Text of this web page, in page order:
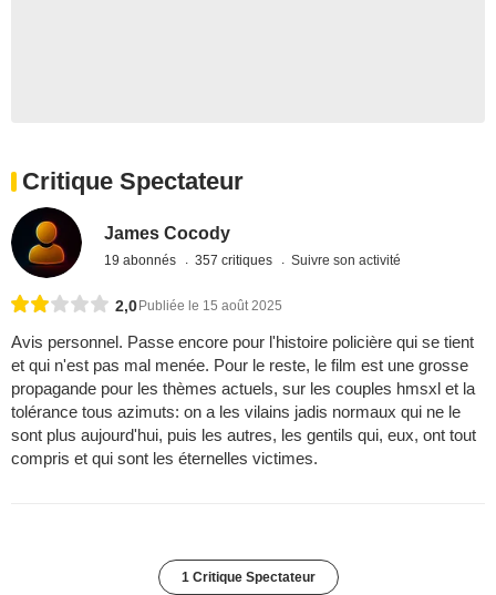
Critique Spectateur
James Cocody
19 abonnés 357 critiques Suivre son activité
2,0 Publiée le 15 août 2025
Avis personnel. Passe encore pour l'histoire policière qui se tient
et qui n'est pas mal menée. Pour le reste, le film est une grosse
propagande pour les thèmes actuels, sur les couples hmsxl et la
tolérance tous azimuts: on a les vilains jadis normaux qui ne le
sont plus aujourd'hui, puis les autres, les gentils qui, eux, ont tout
compris et qui sont les éternelles victimes.
1 Critique Spectateur